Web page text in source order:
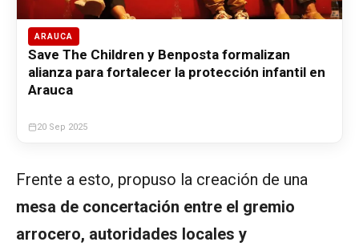
ARAUCA
Save The Children y Benposta formalizan
alianza para fortalecer la protección infantil en
Arauca
20 Sep 2025
Frente a esto, propuso la creación de una
mesa de concertación entre el gremio
arrocero, autoridades locales y